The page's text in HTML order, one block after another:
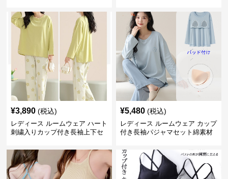
¥3,890 (税込)
レディース ルームウェア ハート
刺繍入りカップ付き長袖上下セ
¥5,480 (税込)
レディース ルームウェア カップ
付き長袖パジャマセット綿素材